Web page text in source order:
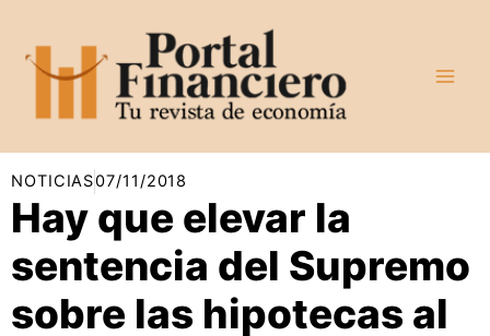
contenido
NOTICIAS07/11/2018
Hay que elevar la
sentencia del Supremo
sobre las hipotecas al